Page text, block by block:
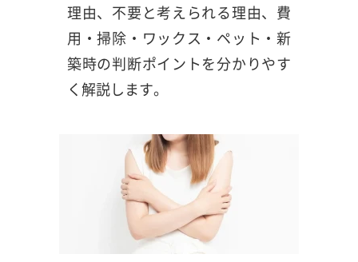
理由、不要と考えられる理由、費
用・掃除・ワックス・ペット・新
築時の判断ポイントを分かりやす
く解説します。